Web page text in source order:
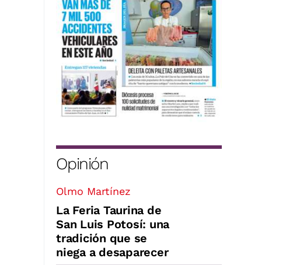
Opinión
Olmo Martínez
La Feria Taurina de
San Luis Potosí: una
tradición que se
niega a desaparecer